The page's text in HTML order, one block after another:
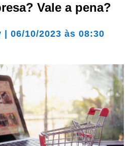
Vale a pena?
06/10/2023 às 08:30